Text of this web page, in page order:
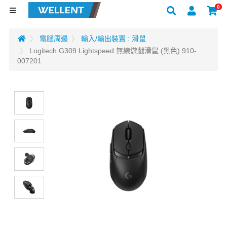
0
電腦周邊
輸入/輸出裝置 : 滑鼠
Logitech G309 Lightspeed 無線遊戲滑鼠 (黑色) 910-
007201